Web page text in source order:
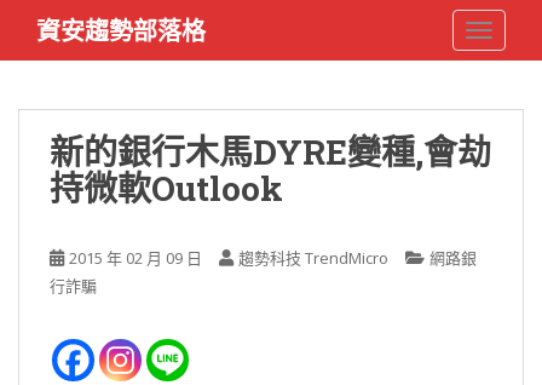
i
資安趨勢部落格
新的銀行木馬DYRE變種,會劫
持微軟Outlook
2015 年 02 月 09 日 趨勢科技 TrendMicro
網路銀
行詐騙